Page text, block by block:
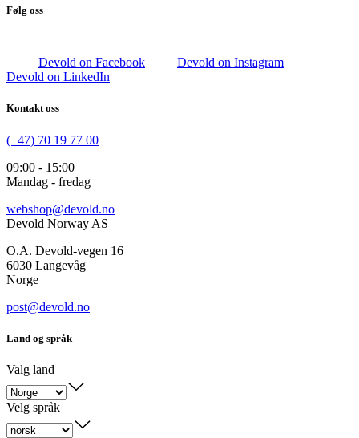
Følg oss
Devold on Facebook
Devold on Instagram
Devold on LinkedIn
Kontakt oss
(+47) 70 19 77 00
09:00 - 15:00
Mandag - fredag
webshop@devold.no
Devold Norway AS
O.A. Devold-vegen 16
6030 Langevåg
Norge
post@devold.no
Land og språk
Valg land
Velg språk